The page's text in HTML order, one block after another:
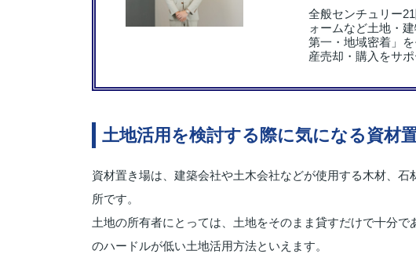
全般センチュリー
ォームなど土地・
第一・地域密着」
産売却・購入をサ
土地活用を検討する際に気になる資材
資材置き場は、建築会社や土木会社などが使用する木材、
所です。
土地の所有者にとっては、土地をそのまま貸すだけで十分
のハードルが低い土地活用方法といえます。